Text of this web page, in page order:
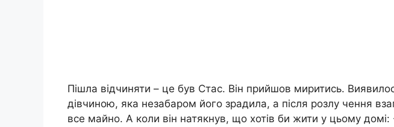
Пішла відчиняти – це був Стас. Він прийшов миритись.
дівчиною, яка незабаром його зрадила, а після розлу чення
все майно. А коли він натякнув, що хотів би жити у цьому